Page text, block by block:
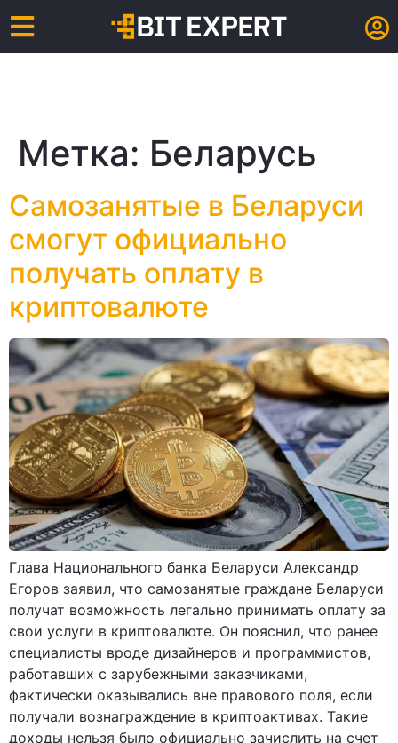
Метка: Беларусь
Самозанятые в Беларуси
смогут официально
получать оплату в
криптовалюте
Глава Национального банка Беларуси Александр
Егоров заявил, что самозанятые граждане Беларуси
получат возможность легально принимать оплату за
свои услуги в криптовалюте. Он пояснил, что ранее
специалисты вроде дизайнеров и программистов,
работавших с зарубежными заказчиками,
фактически оказывались вне правового поля, если
получали вознаграждение в криптоактивах. Такие
доходы нельзя было официально зачислить на счет